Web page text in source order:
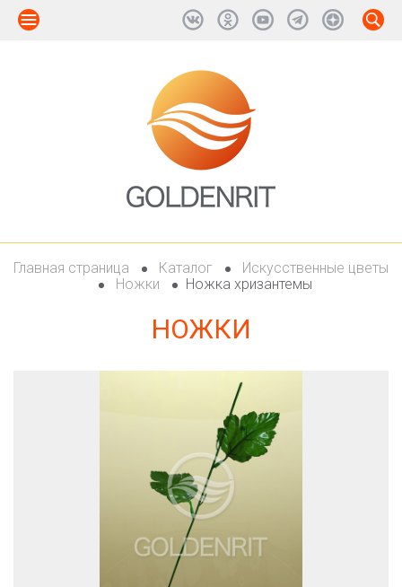
Главная страница Каталог
Искусственные цветы
Ножки
Ножка хризантемы
НОЖКИ